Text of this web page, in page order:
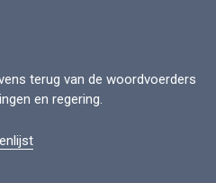
terug van de woordvoerders
en regering.